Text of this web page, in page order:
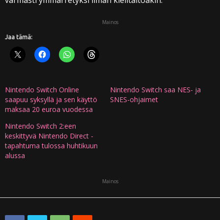
Mainos
Jaa tämä:
Nintendo Switch Online
saapuu syksyllä ja sen käyttö
maksaa 20 euroa vuodessa
Nintendo Switch saa NES- ja
SNES-ohjaimet
Nintendo Switch 2:een
keskittyvä Nintendo Direct -
tapahtuma tulossa huhtikuun
alussa
Mainos